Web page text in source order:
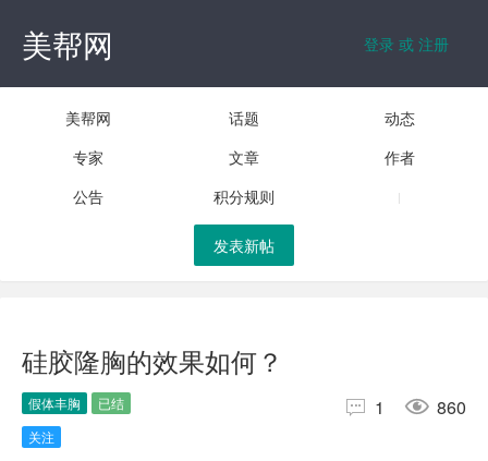
美帮网 登录 或 注册
美帮网 话题
动态
专家
文章
作者
公告
积分规则
发表新帖
硅胶隆胸的效果如何？
假体丰胸
已结
关注
 1  860